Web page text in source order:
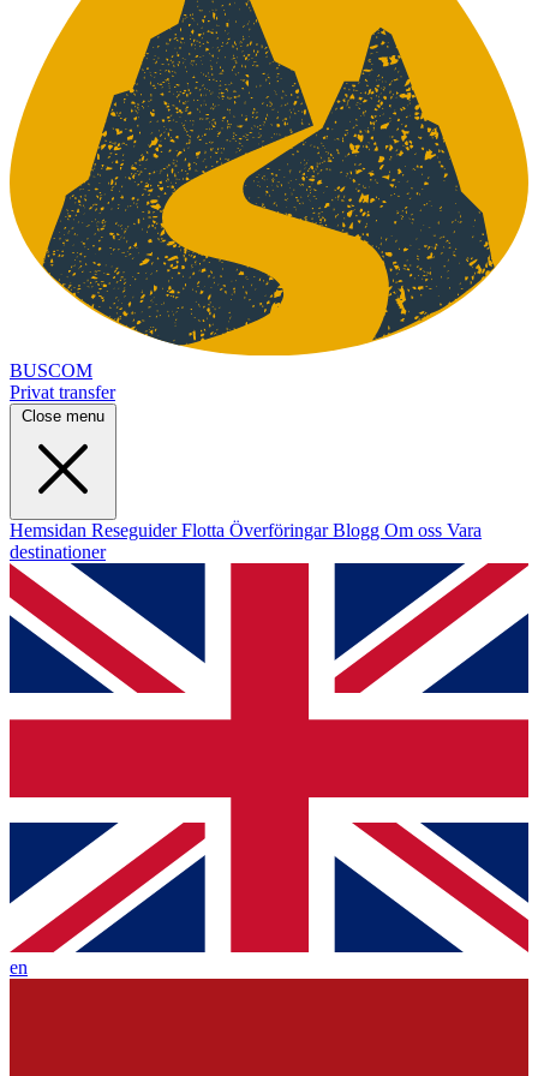
BUSCOM
Privat transfer
Close menu
Hemsidan ReseguiderFlotta ÖverföringarBlogg Om oss Vara
destinationer
en